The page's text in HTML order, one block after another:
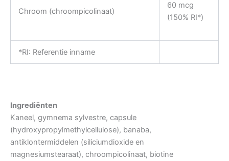
Chroom (chroompicolinaat)
60 mcg
(150% RI*)
*RI: Referentie inname
Ingrediënten
Kaneel, gymnema sylvestre, capsule
(hydroxypropylmethylcellulose), banaba,
antiklontermiddelen (siliciumdioxide en
magnesiumstearaat), chroompicolinaat, biotine